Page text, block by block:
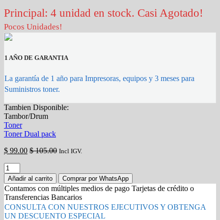
Principal: 4 unidad en stock. Casi Agotado!
Pocos Unidades!
1 AÑO DE GARANTIA
La garantía de 1 año para Impresoras, equipos y 3 meses para
Suministros toner.
Tambien Disponible:
Tambor/Drum
Toner
Toner Dual pack
$ 99.00 $105.00 Incl IGV.
TAMBOR
XEROX
101R00664
Para
B210
B215
Añadir al carrito Comprar por WhatsApp
Contamos con múltiples medios de pago Tarjetas de crédito o
Transferencias Bancarios
CONSULTA CON NUESTROS EJECUTIVOS Y OBTENGA
UN DESCUENTO ESPECIAL